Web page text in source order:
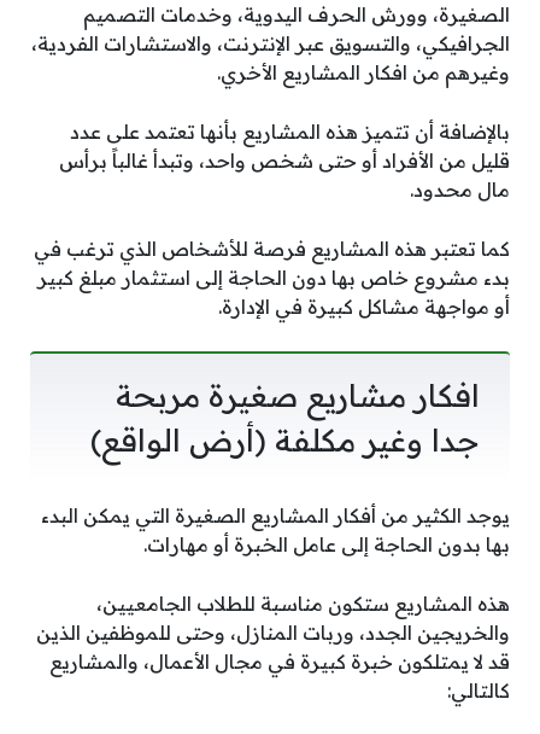
الصغيرة، وورش الحرف اليدوية، وخدمات التصميم
الجرافيكي، والتسويق عبر الإنترنت، والاستشارات الفردية،
وغيرهم من افكار المشاريع الأخري.
بالإضافة أن تتميز هذه المشاريع بأنها تعتمد على عدد
قليل من الأفراد أو حتى شخص واحد، وتبدأ غالباً برأس
مال محدود.
كما تعتبر هذه المشاريع فرصة للأشخاص الذي ترغب في
بدء مشروع خاص بها دون الحاجة إلى استثمار مبلغ كبير
أو مواجهة مشاكل كبيرة في الإدارة.
افكار مشاريع صغيرة مربحة
جدا وغير مكلفة (أرض الواقع)
يوجد الكثير من أفكار المشاريع الصغيرة التي يمكن البدء
بها بدون الحاجة إلى عامل الخبرة أو مهارات.
هذه المشاريع ستكون مناسبة للطلاب الجامعيين،
والخريجين الجدد، وربات المنازل، وحتى للموظفين الذين
قد لا يمتلكون خبرة كبيرة في مجال الأعمال، والمشاريع
كالتالي: